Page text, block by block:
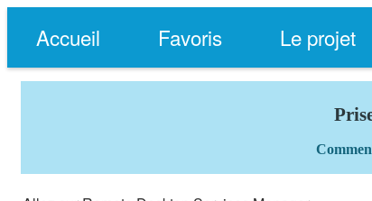
Accueil Favoris Le projet